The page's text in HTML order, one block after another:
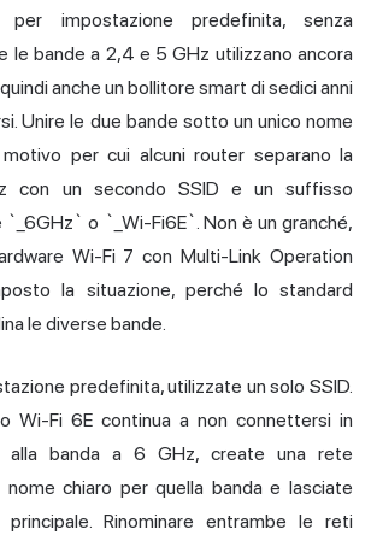
per impostazione predefinita, senza
le bande a 2,4 e 5 GHz utilizzano ancora
anche un bollitore smart di sedici anni
Unire le due bande sotto un unico nome
per cui alcuni router separano la
con un secondo SSID e un suffisso
o `_Wi-Fi6E`. Non è un granché,
Wi-Fi 7 con Multi-Link Operation
la situazione, perché lo standard
le diverse bande.
predefinita, utilizzate un solo SSID.
Wi-Fi 6E continua a non connettersi in
alla banda a 6 GHz, create una rete
chiaro per quella banda e lasciate
principale. Rinominare entrambe le reti